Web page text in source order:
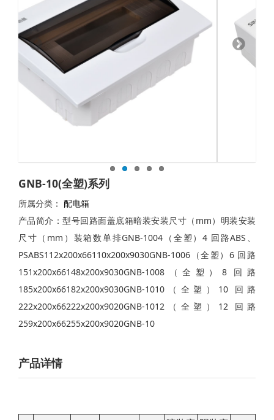
GNB-10(全塑)系列
所属分类： 配电箱
产品简介：型号回路面盖底箱暗装安装尺寸（mm）明装安装
尺寸（mm）装箱数单排GNB-1004（全塑）4 回路ABS、
PSABS112x200x66110x200x9030GNB-1006（全塑）6 回路
151x200x66148x200x9030GNB-1008（全塑）8 回路
185x200x66182x200x9030GNB-1010（全塑）10 回路
222x200x66222x200x9020GNB-1012（全塑）12 回路
259x200x66255x200x9020GNB-10
产品详情